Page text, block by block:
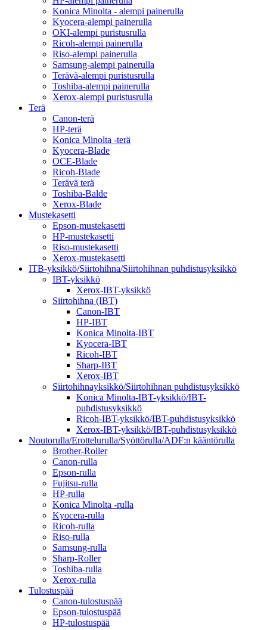
Konica Minolta - alempi painerulla
Kyocera-alempi painerulla
OKI-alempi puristusrulla
Ricoh-alempi painerulla
Riso-alempi painerulla
Samsung-alempi painerulla
Terävä-alempi puristusrulla
Toshiba-alempi painerulla
Xerox-alempi puristusrulla
Terä
Canon-terä
HP-terä
Konica Minolta -terä
Kyocera-Blade
OCE-Blade
Ricoh-Blade
Terävä terä
Toshiba-Balde
Xerox-Blade
Mustekasetti
Epson-mustekasetti
HP-mustekasetti
Riso-mustekasetti
Xerox-mustekasetti
ITB-yksikkö/Siirtohihna/Siirtohihnan puhdistusyksikkö
IBT-yksikkö
Xerox-IBT-yksikkö
Siirtohihna (IBT)
Canon-IBT
HP-IBT
Konica Minolta-IBT
Kyocera-IBT
Ricoh-IBT
Sharp-IBT
Xerox-IBT
Siirtohihnayksikkö/Siirtohihnan puhdistusyksikkö
Konica Minolta-IBT-yksikkö/IBT-
puhdistusyksikkö
Ricoh-IBT-yksikkö/IBT-puhdistusyksikkö
Xerox-IBT-yksikkö/IBT-puhdistusyksikkö
Noutorulla/Erottelurulla/Syöttörulla/ADF:n kääntörulla
Brother-Roller
Canon-rulla
Epson-rulla
Fujitsu-rulla
HP-rulla
Konica Minolta -rulla
Kyocera-rulla
Ricoh-rulla
Riso-rulla
Samsung-rulla
Sharp-Roller
Toshiba-rulla
Xerox-rulla
Tulostuspää
Canon-tulostuspää
Epson-tulostuspää
HP-tulostuspää